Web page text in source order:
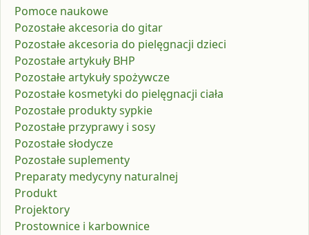
Pomoce naukowe
Pozostałe akcesoria do gitar
Pozostałe akcesoria do pielęgnacji dzieci
Pozostałe artykuły BHP
Pozostałe artykuły spożywcze
Pozostałe kosmetyki do pielęgnacji ciała
Pozostałe produkty sypkie
Pozostałe przyprawy i sosy
Pozostałe słodycze
Pozostałe suplementy
Preparaty medycyny naturalnej
Produkt
Projektory
Prostownice i karbownice